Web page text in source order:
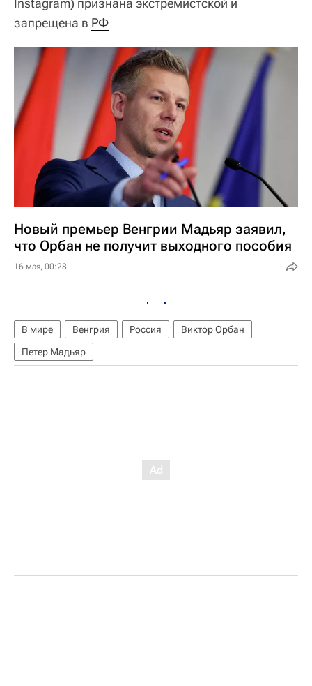
запрещена в РФ
Новый премьер Венгрии Мадьяр заявил,
что Орбан не получит выходного пособия
16 мая, 00:28
В мире Венгрия Россия
Виктор Орбан
Петер Мадьяр